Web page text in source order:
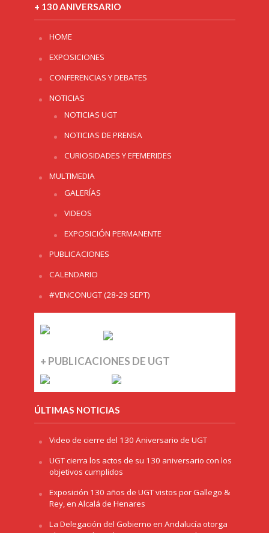
+ 130 ANIVERSARIO
HOME
EXPOSICIONES
CONFERENCIAS Y DEBATES
NOTICIAS
NOTICIAS UGT
NOTICIAS DE PRENSA
CURIOSIDADES Y EFEMERIDES
MULTIMEDIA
GALERÍAS
VIDEOS
EXPOSICIÓN PERMANENTE
PUBLICACIONES
CALENDARIO
#VENCONUGT (28-29 SEPT)
+ PUBLICACIONES DE UGT
ÚLTIMAS NOTICIAS
Video de cierre del 130 Aniversario de UGT
UGT cierra los actos de su 130 aniversario con los
objetivos cumplidos
Exposición 130 años de UGT vistos por Gallego &
Rey, en Alcalá de Henares
La Delegación del Gobierno en Andalucía otorga